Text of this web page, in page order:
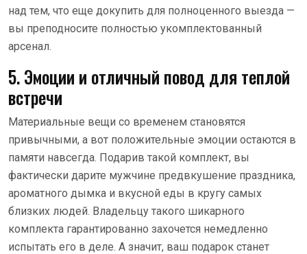
над тем, что еще докупить для полноценного выезда —
вы преподносите полностью укомплектованный
арсенал.
5. Эмоции и отличный повод для теплой
встречи
Материальные вещи со временем становятся
привычными, а вот положительные эмоции остаются в
памяти навсегда. Подарив такой комплект, вы
фактически дарите мужчине предвкушение праздника,
ароматного дымка и вкусной еды в кругу самых
близких людей. Владельцу такого шикарного
комплекта гарантированно захочется немедленно
испытать его в деле. А значит, ваш подарок станет